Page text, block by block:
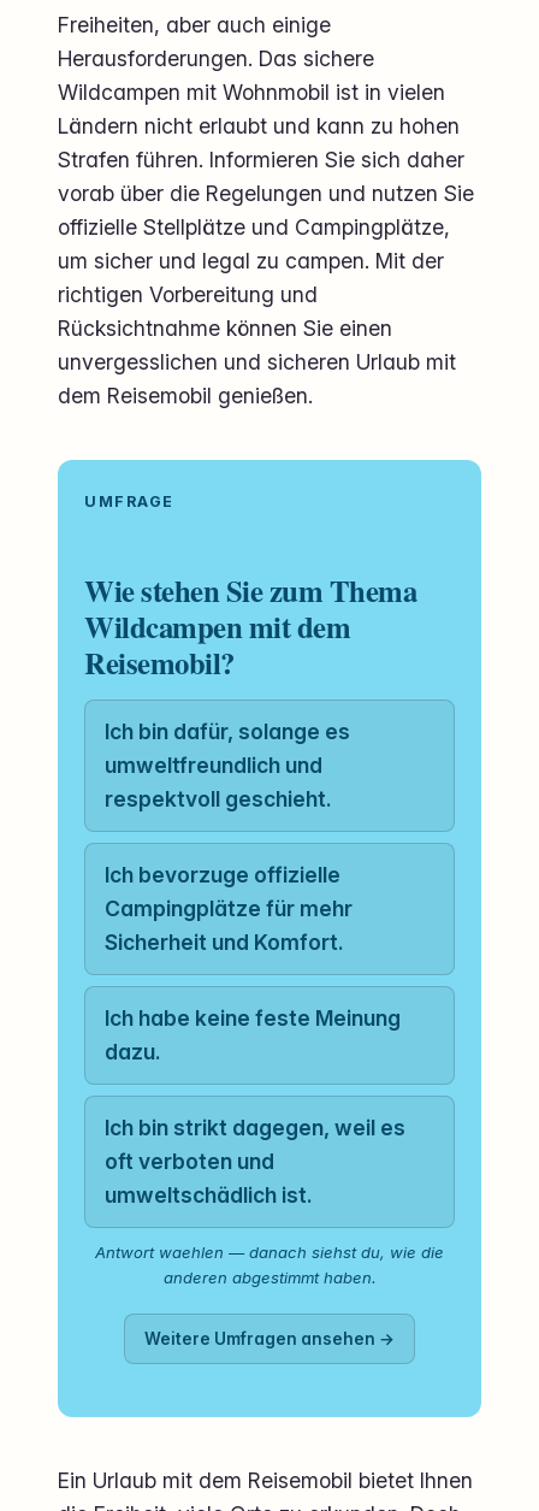
Freiheiten, aber auch einige
Herausforderungen. Das sichere
Wildcampen mit Wohnmobil ist in vielen
Ländern nicht erlaubt und kann zu hohen
Strafen führen. Informieren Sie sich daher
vorab über die Regelungen und nutzen Sie
offizielle Stellplätze und Campingplätze,
um sicher und legal zu campen. Mit der
richtigen Vorbereitung und
Rücksichtnahme können Sie einen
unvergesslichen und sicheren Urlaub mit
dem Reisemobil genießen.
UMFRAGE
Wie stehen Sie zum Thema
Wildcampen mit dem
Reisemobil?
Ich bin dafür, solange es
umweltfreundlich und
respektvoll geschieht.
Ich bevorzuge offizielle
Campingplätze für mehr
Sicherheit und Komfort.
Ich habe keine feste Meinung
dazu.
Ich bin strikt dagegen, weil es
oft verboten und
umweltschädlich ist.
Antwort waehlen — danach siehst du, wie die
anderen abgestimmt haben.
Weitere Umfragen ansehen →
Ein Urlaub mit dem Reisemobil bietet Ihnen